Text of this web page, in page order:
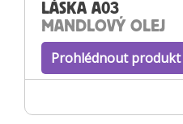
LÁSKA A03
MANDLOVÝ OLEJ
Prohlédnout produkt